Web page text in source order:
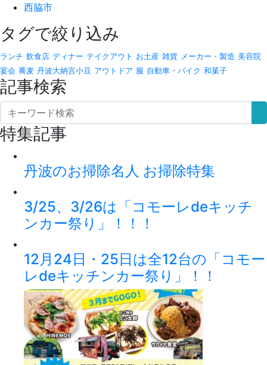
西脇市
タグで絞り込み
ランチ 飲食店 ディナー テイクアウト お土産 雑貨 メーカー・製造 美容院
宴会 蕎麦 丹波大納言小豆 アウトドア 服 自動車・バイク 和菓子
記事検索
特集記事
丹波のお掃除名人 お掃除特集
3/25、3/26は「コモーレdeキッチ
ンカー祭り」！！！
12月24日・25日は全12台の「コモー
レdeキッチンカー祭り」！！